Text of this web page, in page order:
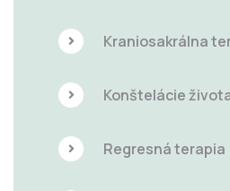
Kraniosakrálna
Konštelácie
Regresná terapia